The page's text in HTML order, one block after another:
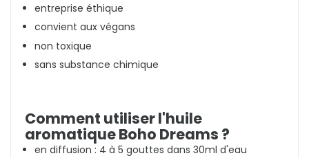
entreprise éthique
convient aux végans
non toxique
sans substance chimique
Comment utiliser l'huile
aromatique Boho Dreams ?
en diffusion : 4 à 5 gouttes dans 30ml d'eau